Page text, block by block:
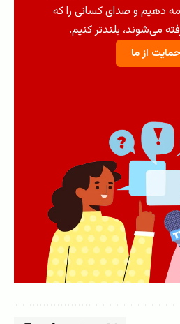
دهیم و صدای کسانی را که
می‌شوند، بلندتر کنیم.
حمایت از ما